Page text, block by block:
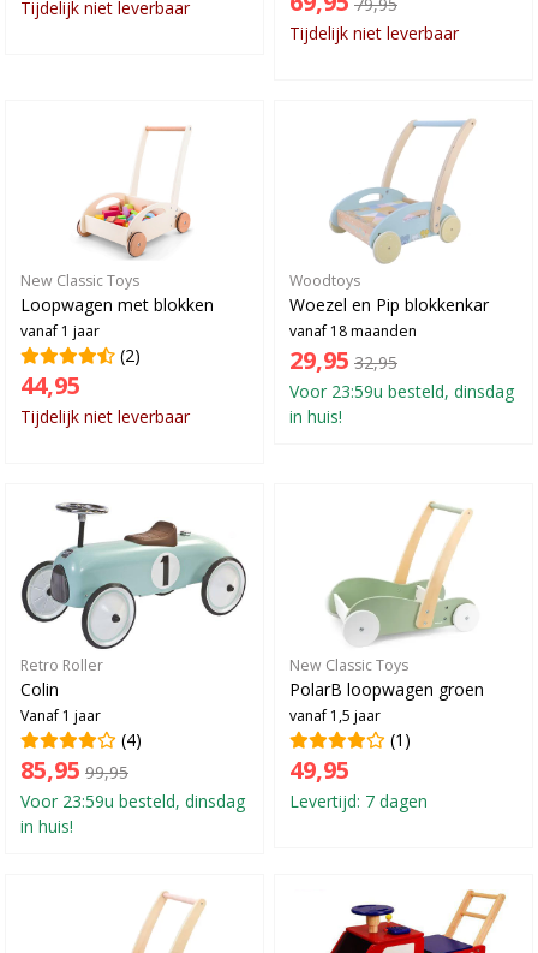
Tijdelijk niet leverbaar
Tijdelijk niet leverbaar
New Classic Toys
Loopwagen met blokken
vanaf 1 jaar
(2)
44,95
Tijdelijk niet leverbaar
Woodtoys
Woezel en Pip blokkenkar
vanaf 18 maanden
29,95 32,95
Voor 23:59u besteld, dinsdag
in huis!
Retro Roller
Colin
Vanaf 1 jaar
(4)
85,95 99,95
Voor 23:59u besteld, dinsdag
in huis!
New Classic Toys
PolarB loopwagen groen
vanaf 1,5 jaar
(1)
49,95
Levertijd: 7 dagen